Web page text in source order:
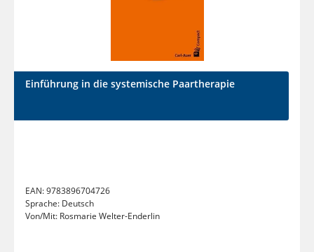
Einführung in die systemische Paartherapie
EAN:9783896704726
Sprache: Deutsch
Von/Mit: Rosmarie Welter-Enderlin